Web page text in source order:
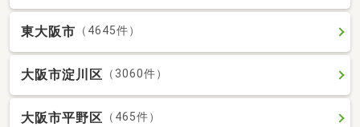
東大阪市 （4645件）
大阪市淀川区 （3060件）
大阪市平野区 （465件）